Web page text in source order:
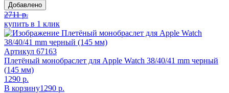
Добавлено
2711 р.
купить в 1 клик
Артикул 67163
Плетёный монобраслет для Apple Watch 38/40/41 mm черный
(145 мм)
1290 р.
В корзину1290 р.